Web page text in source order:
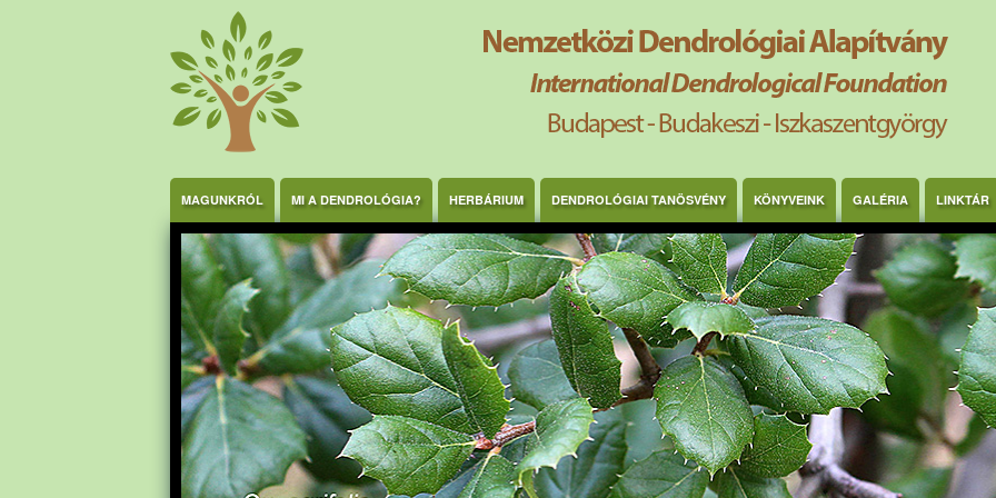
MAGUNKRÓL MI A DENDROLÓGIA? HERBÁRIUM DENDROLÓGIAI TANÖSVÉNY KÖNYVEINK GALÉRIA LINKTÁR